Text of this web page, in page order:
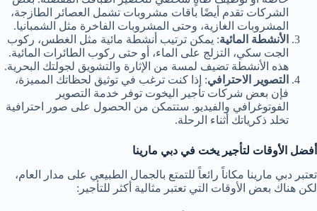
الشركات تقدم أيضًا باقات مشروبات تشمل العصائر الطازجة،
المشروبات الغازية، وحتى المشروبات الفاخرة مثل الشمبانيا.
الأنشطة المائية: يمكن ترتيب أنشطة مائية مثل الغطس، ركوب
الجت سكي، التزلج على الماء، أو حتى ركوب الطائرات المائية.
هذه الأنشطة تضيف لمسة من الإثارة والتشويق لجولتك البحرية.
التصوير الاحترافي: إذا كنت ترغب في توثيق لحظاتك المميزة،
فإن بعض شركات تأجير اليخوت توفر خدمة التصوير
الفوتوغرافي والفيديو. ستتمكن من الحصول على صور احترافية
تخلد ذكرياتك أثناء الرحلة.
أفضل الأوقات لتأجير يخت في دبي مارينا
تعتبر دبي مارينا مكاناً رائعاً للتمتع بالجمال الطبيعي على مدار العام،
لكن هناك بعض الأوقات التي تعتبر مثالية أكثر للتأجير: